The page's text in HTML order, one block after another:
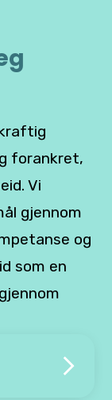
forankret,
Vi
gjennom
og
som en